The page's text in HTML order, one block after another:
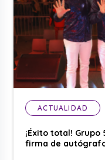
ACTUALIDAD
¡Éxito total!
firma de